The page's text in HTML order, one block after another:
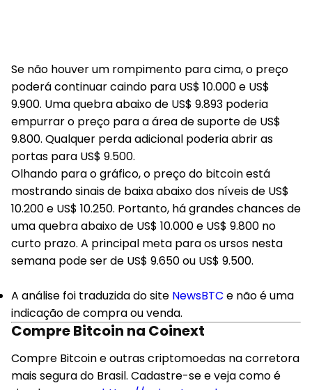
Se não houver um rompimento para cima, o preço
poderá continuar caindo para US$ 10.000 e US$
9.900. Uma quebra abaixo de US$ 9.893 poderia
empurrar o preço para a área de suporte de US$
9.800. Qualquer perda adicional poderia abrir as
portas para US$ 9.500.
Olhando para o gráfico, o preço do bitcoin está
mostrando sinais de baixa abaixo dos níveis de US$
10.200 e US$ 10.250. Portanto, há grandes chances de
uma quebra abaixo de US$ 10.000 e US$ 9.800 no
curto prazo. A principal meta para os ursos nesta
semana pode ser de US$ 9.650 ou US$ 9.500.
A análise foi traduzida do site NewsBTC e não é uma
indicação de compra ou venda.
Compre Bitcoin na Coinext
Compre Bitcoin e outras criptomoedas na corretora
mais segura do Brasil. Cadastre-se e veja como é